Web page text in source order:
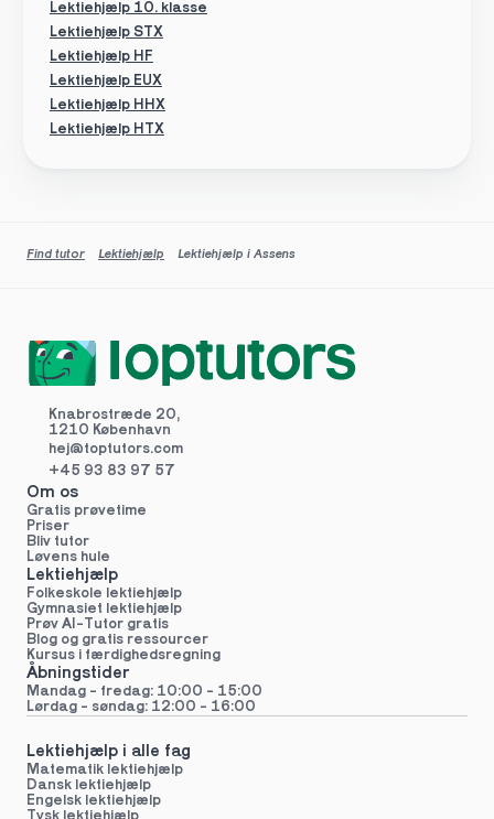
Lektiehjælp 10. klasse
Lektiehjælp HF
Lektiehjælp EUX
Lektiehjælp STX
Lektiehjælp HHX
Lektiehjælp HTX
Find tutor Lektiehjælp Lektiehjælp i Assens
Knabrostræde 20,
1210 København
hej@toptutors.com
+45 93 83 97 57
Om os
Gratis prøvetime
Priser
Bliv tutor
Løvens hule
Lektiehjælp
Folkeskole lektiehjælp
Gymnasiet lektiehjælp
Prøv AI-Tutor gratis
Blog og gratis ressourcer
Kursus i færdighedsregning
Åbningstider
Mandag - fredag: 10:00 - 15:00
Lørdag - søndag: 12:00 - 16:00
Lektiehjælp i alle fag
Matematik lektiehjælp
Dansk lektiehjælp
Engelsk lektiehjælp